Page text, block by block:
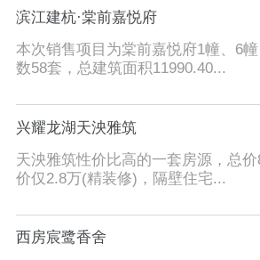
滨江建杭·棠前嘉悦府
本次销售项目为棠前嘉悦府1幢、6
数58套，总建筑面积11990.40...
兴耀龙湖天泱雅筑
天泱雅筑性价比高的一套房源，总
价仅2.8万(精装修)，隔壁住宅...
西房宸鹭香舍